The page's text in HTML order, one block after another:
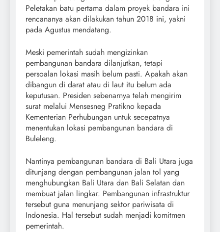
Peletakan batu pertama dalam proyek bandara ini
rencananya akan dilakukan tahun 2018 ini, yakni
pada Agustus mendatang.
Meski pemerintah sudah mengizinkan
pembangunan bandara dilanjutkan, tetapi
persoalan lokasi masih belum pasti. Apakah akan
dibangun di darat atau di laut itu belum ada
keputusan. Presiden sebenarnya telah mengirim
surat melalui Mensesneg Pratikno kepada
Kementerian Perhubungan untuk secepatnya
menentukan lokasi pembangunan bandara di
Buleleng.
Nantinya pembangunan bandara di Bali Utara juga
ditunjang dengan pembangunan jalan tol yang
menghubungkan Bali Utara dan Bali Selatan dan
membuat jalan lingkar. Pembangunan infrastruktur
tersebut guna menunjang sektor pariwisata di
Indonesia. Hal tersebut sudah menjadi komitmen
pemerintah.